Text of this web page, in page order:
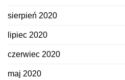
sierpień 2020
lipiec 2020
czerwiec 2020
maj 2020